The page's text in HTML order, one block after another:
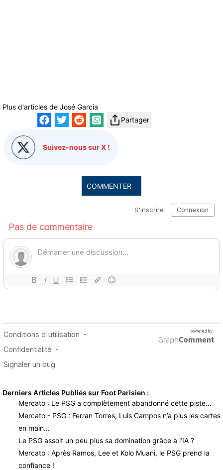
Plus d'articles de José Garcia
Partager
Suivez-nous sur X !
COMMENTER
Derniers Articles Publiés sur Foot Parisien :
Mercato : Le PSG a complètement abandonné cette piste…
Mercato - PSG : Ferran Torres, Luis Campos n’a plus les cartes
en main…
Le PSG assoit un peu plus sa domination grâce à l’IA ?
Mercato : Après Ramos, Lee et Kolo Muani, le PSG prend la
confiance !